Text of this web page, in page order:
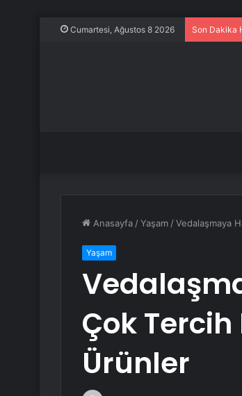
Cumartesi, Ağustos 8 2026 Son Dakika
Anasayfa /Yaşam /Vedalaşmaya
Yaşam
Çok Tercih
Ürünler